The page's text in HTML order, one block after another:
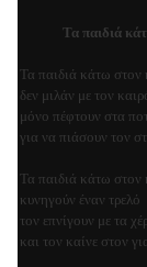
Τα παιδιά
Τα παιδιά κάτω στον
δεν μιλάν με τον
μόνο πέφτουν στα
για να πιάσουν τον
Τα παιδιά κάτω στον
κυνηγούν έναν τρελό
τον επνίγουν με τα
και τον καίνε στον